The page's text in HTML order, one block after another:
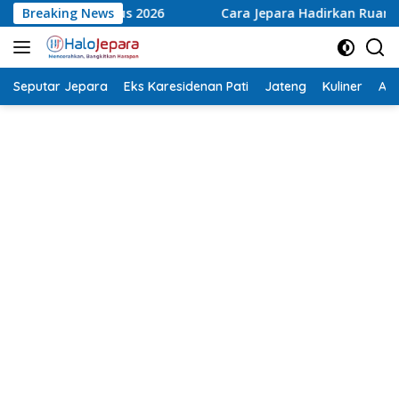
Langsung
ke
konten
Breaking News
Cara Jepara Hadirkan Ruang Ramah Anak di Pendopo,
Seputar Jepara Eks Karesidenan Pati Jateng Kuliner